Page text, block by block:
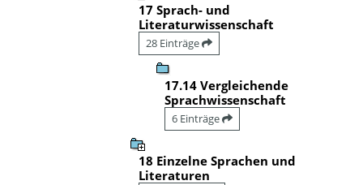
17 Sprach- und
Literaturwissenschaft
28 Einträge
17.14 Vergleichende
Sprachwissenschaft
6 Einträge
18 Einzelne Sprachen und
Literaturen